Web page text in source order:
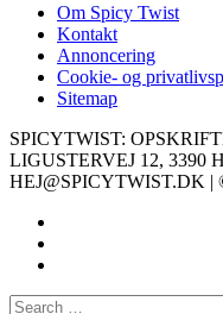
Om Spicy Twist
Kontakt
Annoncering
Cookie- og
Sitemap
SPICYTWIST:
LIGUSTERVEJ 12, 3390
HEJ@SPICYTWIST.DK |